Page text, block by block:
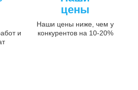
и
цены
Наши цены ниже, чем у
конкурентов на 10-20%